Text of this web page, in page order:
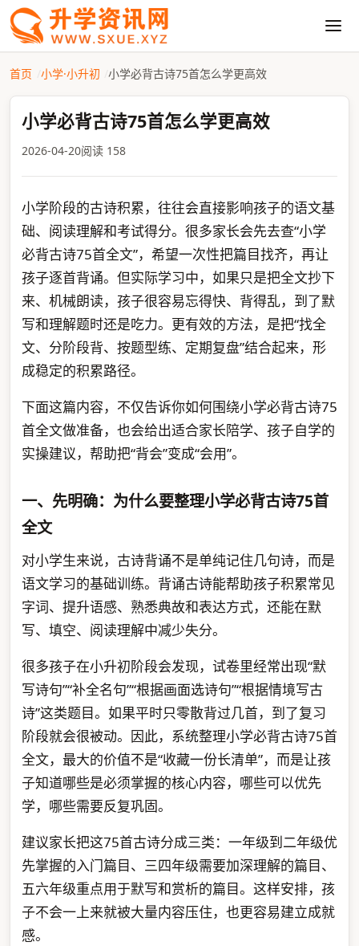
首页 小学·小升初 小学必背古诗75首怎么学更高效
小学必背古诗75首怎么学更高效
2026-04-20阅读 158
小学阶段的古诗积累，往往会直接影响孩子的语文基
础、阅读理解和考试得分。很多家长会先去查“小学
必背古诗75首全文”，希望一次性把篇目找齐，再让
孩子逐首背诵。但实际学习中，如果只是把全文抄下
来、机械朗读，孩子很容易忘得快、背得乱，到了默
写和理解题时还是吃力。更有效的方法，是把“找全
文、分阶段背、按题型练、定期复盘”结合起来，形
成稳定的积累路径。
下面这篇内容，不仅告诉你如何围绕小学必背古诗75
首全文做准备，也会给出适合家长陪学、孩子自学的
实操建议，帮助把“背会”变成“会用”。
一、先明确：为什么要整理小学必背古诗75首
全文
对小学生来说，古诗背诵不是单纯记住几句诗，而是
语文学习的基础训练。背诵古诗能帮助孩子积累常见
字词、提升语感、熟悉典故和表达方式，还能在默
写、填空、阅读理解中减少失分。
很多孩子在小升初阶段会发现，试卷里经常出现“默
写诗句”“补全名句”“根据画面选诗句”“根据情境写古
诗”这类题目。如果平时只零散背过几首，到了复习
阶段就会很被动。因此，系统整理小学必背古诗75首
全文，最大的价值不是“收藏一份长清单”，而是让孩
子知道哪些是必须掌握的核心内容，哪些可以优先
学，哪些需要反复巩固。
建议家长把这75首古诗分成三类：一年级到二年级优
先掌握的入门篇目、三四年级需要加深理解的篇目、
五六年级重点用于默写和赏析的篇目。这样安排，孩
子不会一上来就被大量内容压住，也更容易建立成就
感。